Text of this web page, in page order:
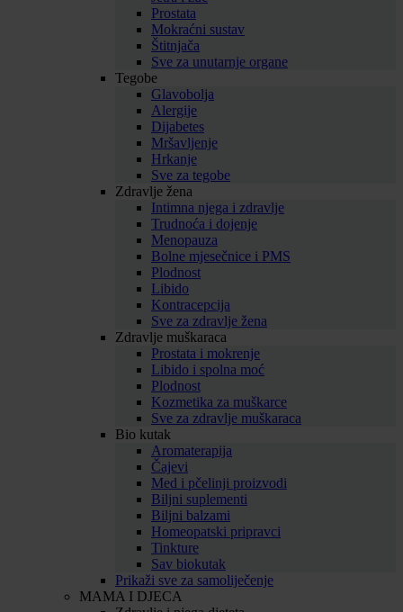
Prostata
Mokraćni sustav
Štitnjača
Sve za unutarnje organe
Tegobe
Glavobolja
Alergije
Dijabetes
Mršavljenje
Hrkanje
Sve za tegobe
Zdravlje žena
Intimna njega i zdravlje
Trudnoća i dojenje
Menopauza
Bolne mjesečnice i PMS
Plodnost
Libido
Kontracepcija
Sve za zdravlje žena
Zdravlje muškaraca
Prostata i mokrenje
Libido i spolna moć
Plodnost
Kozmetika za muškarce
Sve za zdravlje muškaraca
Bio kutak
Aromaterapija
Čajevi
Med i pčelinji proizvodi
Biljni suplementi
Biljni balzami
Homeopatski pripravci
Tinkture
Sav biokutak
Prikaži sve za samoliječenje
MAMA I DJECA